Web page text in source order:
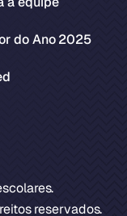
reservados.
do Ano 2025